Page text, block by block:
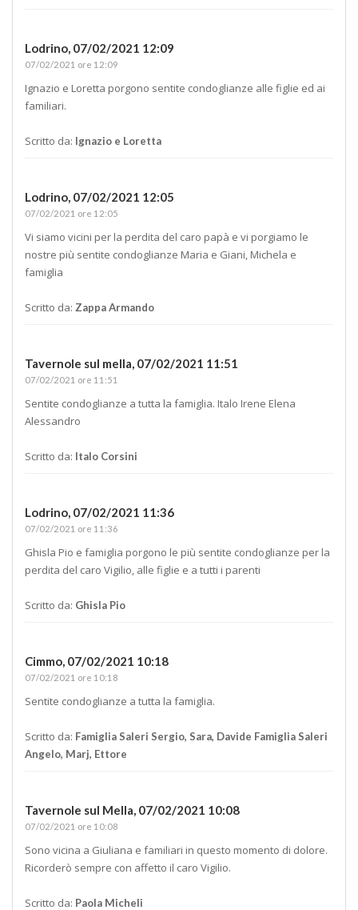
Lodrino, 07/02/2021 12:09
07/02/2021 ore 12:09
Ignazio e Loretta porgono sentite condoglianze alle figlie ed ai
familiari.
Scritto da: Ignazio e Loretta
Lodrino, 07/02/2021 12:05
07/02/2021 ore 12:05
Vi siamo vicini per la perdita del caro papà e vi porgiamo le
nostre più sentite condoglianze Maria e Giani, Michela e
famiglia
Scritto da: Zappa Armando
Tavernole sul mella, 07/02/2021 11:51
07/02/2021 ore 11:51
Sentite condoglianze a tutta la famiglia. Italo Irene Elena
Alessandro
Scritto da: Italo Corsini
Lodrino, 07/02/2021 11:36
07/02/2021 ore 11:36
Ghisla Pio e famiglia porgono le più sentite condoglianze per la
perdita del caro Vigilio, alle figlie e a tutti i parenti
Scritto da: Ghisla Pio
Cimmo, 07/02/2021 10:18
07/02/2021 ore 10:18
Sentite condoglianze a tutta la famiglia.
Scritto da: Famiglia Saleri Sergio, Sara, Davide Famiglia Saleri
Angelo, Marj, Ettore
Tavernole sul Mella, 07/02/2021 10:08
07/02/2021 ore 10:08
Sono vicina a Giuliana e familiari in questo momento di dolore.
Ricorderò sempre con affetto il caro Vigilio.
Scritto da: Paola Micheli